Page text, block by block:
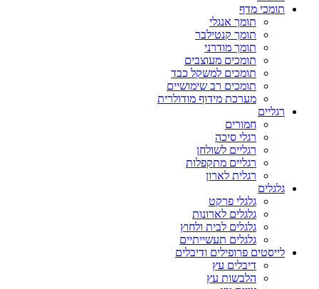
תומכי מדף
תומך אנגלי
תומך קנטילבר
תומך מודרני
תומכים מעוצבים
תומכים למשקל כבד
תומכים רב שימושיים
מערכת מידוף מודולרית
רגליים
חמורים
רגלי סיכה
רגליים לשולחן
רגליים מתקפלות
רגלית לארון
גלגלים
גלגלי פרקט
גלגלים לארונות
גלגלים לבית ולחוץ
גלגלים תעשייתיים
לייסטים פרופילים ודיבלים
דיבלים עץ
הלבשות עץ